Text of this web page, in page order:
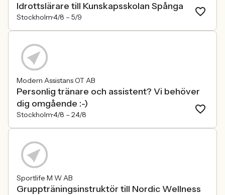
Idrottslärare till Kunskapsskolan Spånga
Stockholm4/8 – 5/9
Modern Assistans OT AB
Personlig tränare och assistent? Vi behöver
dig omgående :-)
Stockholm4/8 – 24/8
Sportlife M W AB
Gruppträningsinstruktör till Nordic Wellness